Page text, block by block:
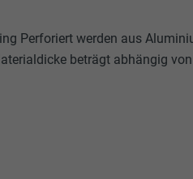
Perforiert werden aus
beträgt abhängig